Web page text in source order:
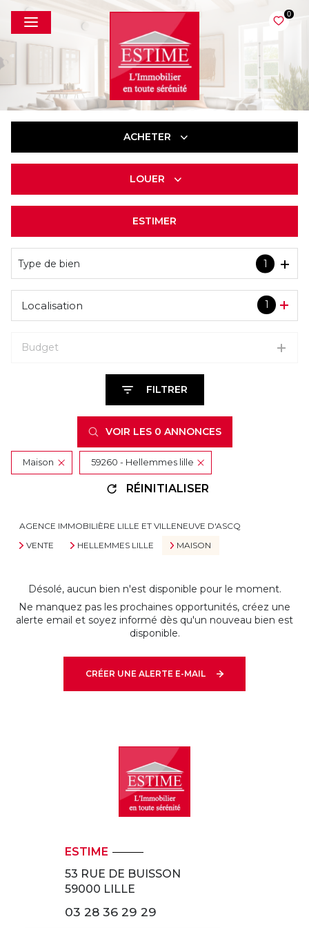
0
ACHETER
LOUER
ESTIMER
Type de bien 1
1
Localisation
Budget
FILTRER
VOIR LES 0 ANNONCES
Maison 59260 - Hellemmes lille
RÉINITIALISER
AGENCE IMMOBILIÈRE LILLE ET VILLENEUVE D'ASCQ
VENTE
HELLEMMES LILLE MAISON
Désolé, aucun bien n'est disponible pour le moment.
Ne manquez pas les prochaines opportunités, créez une
alerte email et soyez informé dès qu'un nouveau bien est
disponible.
CRÉER UNE ALERTE E-MAIL
ESTIME
53 RUE DE BUISSON
59000 LILLE
03 28 36 29 29